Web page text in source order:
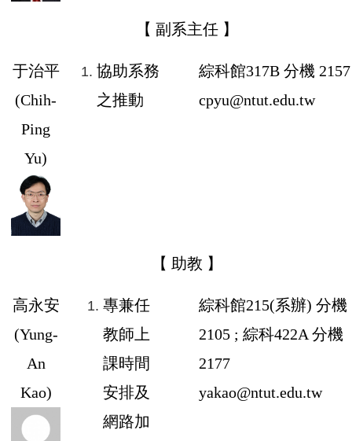
【 副系主任 】
于治平
(Chih-
Ping
Yu)
協助系務
之推動
綜科館317B 分機 2157
cpyu@ntut.edu.tw
【 助教 】
高永安
(Yung-
An
Kao)
專兼任
教師上
課時間
安排及
網路加
綜科館215(系辦) 分機
2105 ; 綜科422A 分機
2177
yakao@ntut.edu.tw